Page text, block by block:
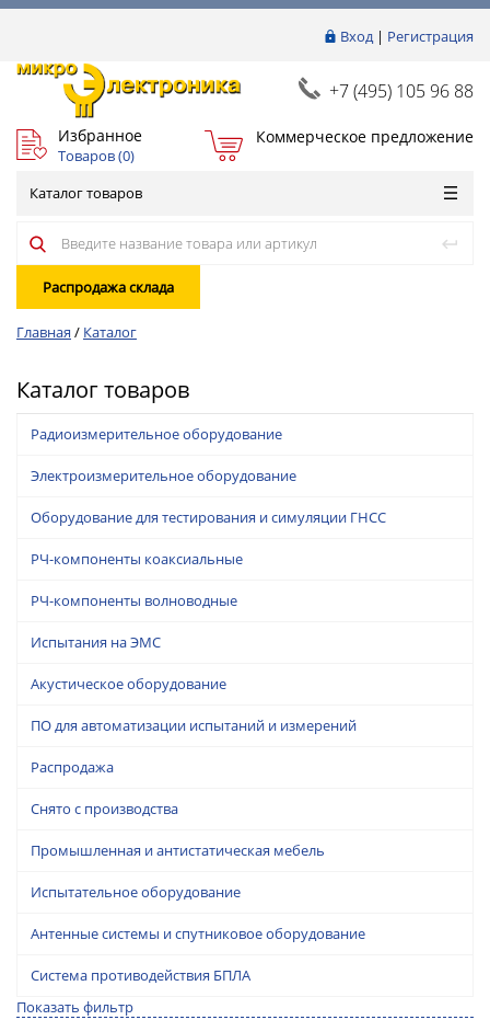
Вход| Регистрация
+7 (495) 105 96 88
Избранное
Товаров (0)
Коммерческое предложение
Каталог товаров
Распродажа склада
Главная / Каталог
Каталог товаров
Радиоизмерительное оборудование
Электроизмерительное оборудование
Оборудование для тестирования и симуляции ГНСС
РЧ-компоненты коаксиальные
РЧ-компоненты волноводные
Испытания на ЭМС
Акустическое оборудование
ПО для автоматизации испытаний и измерений
Распродажа
Снято с производства
Промышленная и антистатическая мебель
Испытательное оборудование
Антенные системы и спутниковое оборудование
Система противодействия БПЛА
Показать фильтр